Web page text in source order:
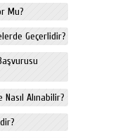
Mu?
Geçerlidir?
Nasıl Alınabilir?